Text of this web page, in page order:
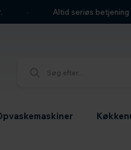
Altid seriøs betjening og